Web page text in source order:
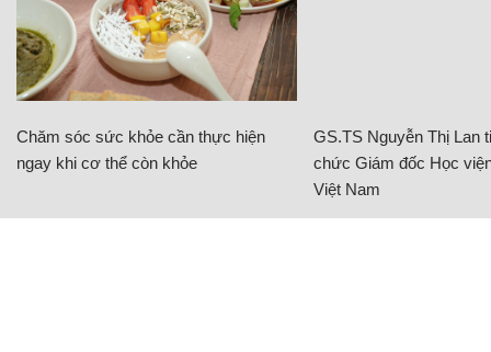
Chăm sóc sức khỏe cần thực hiện
ngay khi cơ thể còn khỏe
GS.TS Nguyễn Thị Lan
chức Giám đốc Học
Việt Nam